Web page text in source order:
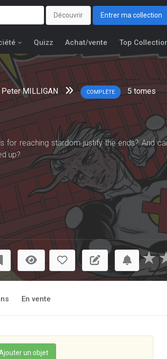
Découvrir Entrer ma collection
Quizz Achat/vente Top
Peter MILLIGAN COMPLÈTE 5tomes
for reaching stardom justify the ends? And
up?
★
En vente
un objet